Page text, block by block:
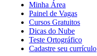
Minha Área
Painel de Vagas
Cursos Gratuitos
Dicas do Nube
Teste Ortográfico
Cadastre seu currículo